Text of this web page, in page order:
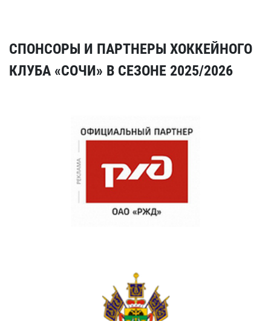
СПОНСОРЫ И ПАРТНЕРЫ ХОККЕЙНОГО
КЛУБА «СОЧИ» В СЕЗОНЕ 2025/2026